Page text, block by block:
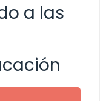
a las